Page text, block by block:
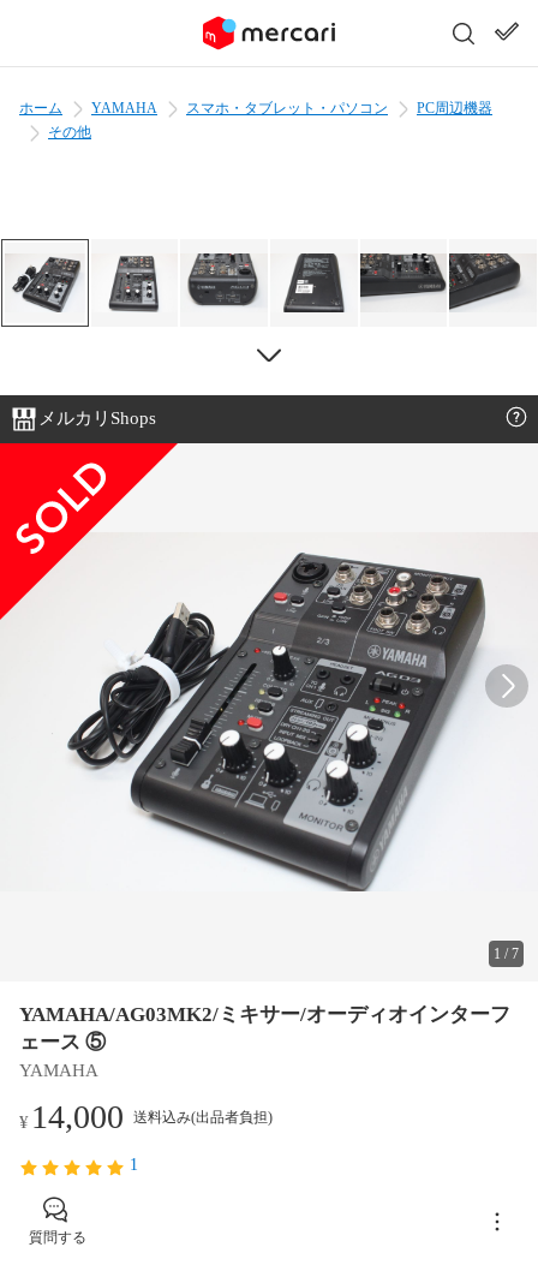
ホーム YAMAHA スマホ・タブレット・パソコン
PC周辺機器
その他
メルカリShops
1 /7
YAMAHA/AG03MK2/ミキサー/オーディオインターフ
ェース ⑤
YAMAHA
¥ 14,000 送料込み(出品者負担)
1
質問する